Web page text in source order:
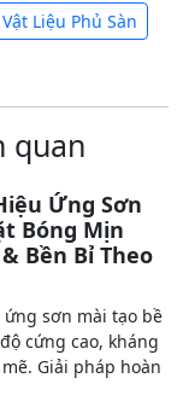
Vật Liệu Phủ Sàn
quan
Ứng Sơn
Bóng Mịn
Bền Bỉ Theo
ứng sơn mài tạo bề
cứng cao, kháng
Giải pháp hoàn